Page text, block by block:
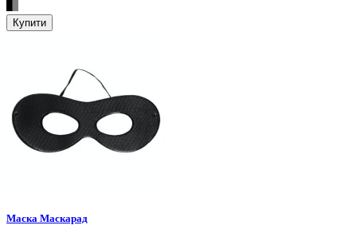
Купити
Маска Маскарад